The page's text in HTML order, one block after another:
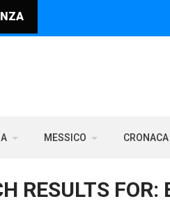
MESSICO CRONACA
RESULTS FOR: